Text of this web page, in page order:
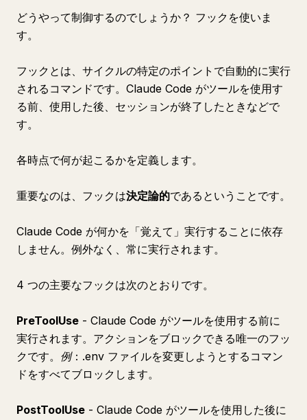
どうやって制御するのでしょうか？ フックを使いま
す。
フックとは、サイクルの特定のポイントで自動的に実行
されるコマンドです。Claude Code がツールを使用す
る前、使用した後、セッションが終了したときなどで
す。
各時点で何が起こるかを定義します。
重要なのは、フックは決定論的であるということです。
Claude Code が何かを「覚えて」実行することに依存
しません。例外なく、常に実行されます。
4 つの主要なフックは次のとおりです。
PreToolUse - Claude Code がツールを使用する前に
実行されます。アクションをブロックできる唯一のフッ
クです。 例：.env ファイルを変更しようとするコマン
ドをすべてブロックします。
PostToolUse - Claude Code がツールを使用した後に